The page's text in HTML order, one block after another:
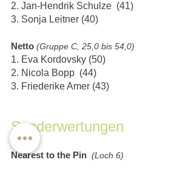
2. Jan-Hendrik Schulze  (41)
3. Sonja Leitner (40)
Netto (Gruppe C, 25,0 bis 54,0)
1. Eva Kordovsky (50)
2. Nicola Bopp  (44)
3. Friederike Amer (43)
Sonderwertungen
Nearest to the Pin (Loch 6)